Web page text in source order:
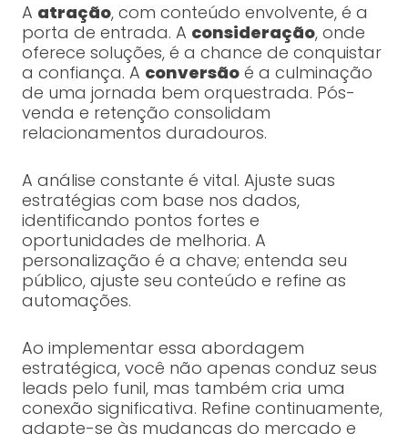
A atração, com conteúdo envolvente, é a
porta de entrada. A consideração, onde
oferece soluções, é a chance de conquistar
a confiança. A conversãoé a culminação
de uma jornada bem orquestrada. Pós-
venda e retenção consolidam
relacionamentos duradouros.
A análise constante é vital. Ajuste suas
estratégias com base nos dados,
identificando pontos fortes e
oportunidades de melhoria. A
personalização é a chave; entenda seu
público, ajuste seu conteúdo e refine as
automações.
Ao implementar essa abordagem
estratégica, você não apenas conduz seus
leads pelo funil, mas também cria uma
conexão significativa. Refine continuamente,
adapte-se às mudanças do mercado e